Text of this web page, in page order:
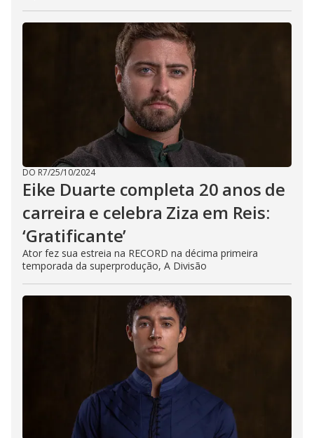
DO R7/25/10/2024
Eike Duarte completa 20 anos de
carreira e celebra Ziza em Reis:
‘Gratificante’
Ator fez sua estreia na RECORD na décima primeira
temporada da superprodução, A Divisão